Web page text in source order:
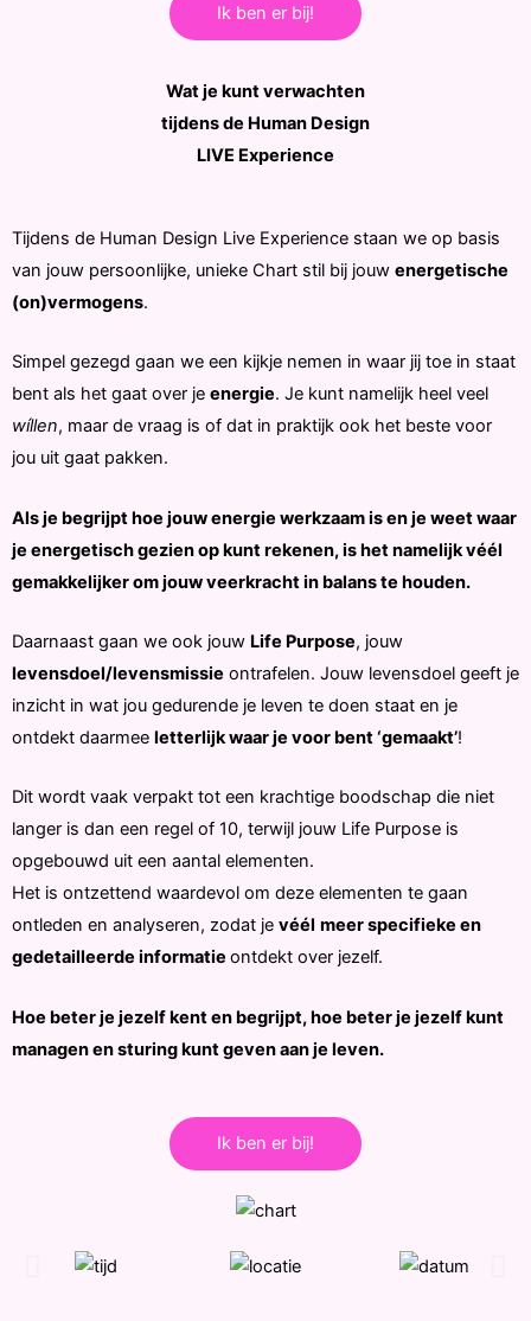
Ik ben er bij!
Wat je kunt verwachten
tijdens de Human Design
LIVE Experience
Tijdens de Human Design Live Experience staan we op basis
van jouw persoonlijke, unieke Chart stil bij jouw energetische
(on)vermogens.
Simpel gezegd gaan we een kijkje nemen in waar jij toe in staat
bent als het gaat over je energie. Je kunt namelijk heel veel
wíllen, maar de vraag is of dat in praktijk ook het beste voor
jou uit gaat pakken.
Als je begrijpt hoe jouw energie werkzaam is en je weet waar
je energetisch gezien op kunt rekenen, is het namelijk véél
gemakkelijker om jouw veerkracht in balans te houden.
Daarnaast gaan we ook jouw Life Purpose, jouw
levensdoel/levensmissie ontrafelen. Jouw levensdoel geeft je
inzicht in wat jou gedurende je leven te doen staat en je
ontdekt daarmee letterlijk waar je voor bent ‘gemaakt’!
Dit wordt vaak verpakt tot een krachtige boodschap die niet
langer is dan een regel of 10, terwijl jouw Life Purpose is
opgebouwd uit een aantal elementen.
Het is ontzettend waardevol om deze elementen te gaan
ontleden en analyseren, zodat je véél meer specifieke en
gedetailleerde informatie ontdekt over jezelf.
Hoe beter je jezelf kent en begrijpt, hoe beter je jezelf kunt
managen en sturing kunt geven aan je leven.
Ik ben er bij!